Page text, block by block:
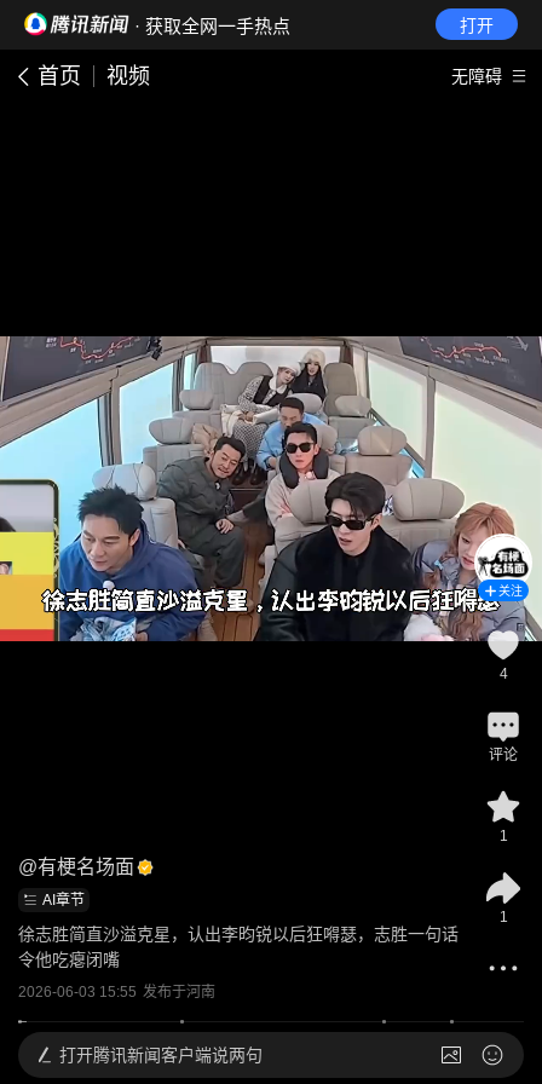
· 获取全网一手热点 打开
首页 视频 无障碍
@有梗名场面
AI章节
徐志胜简直沙溢克星，认出李昀锐以后狂嘚瑟，志胜一句话
令他吃瘪闭嘴
2026-06-03 15:55 发布于河南
关注
4
评论
1
1
打开腾讯新闻客户端说两句